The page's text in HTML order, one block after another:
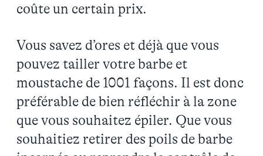
coûte un certain prix.
Vous savez d’ores et déjà que vous
pouvez tailler votre barbe et
moustache de 1001 façons. Il est donc
préférable de bien réfléchir à la zone
que vous souhaitez épiler. Que vous
souhaitiez retirer des poils de barbe